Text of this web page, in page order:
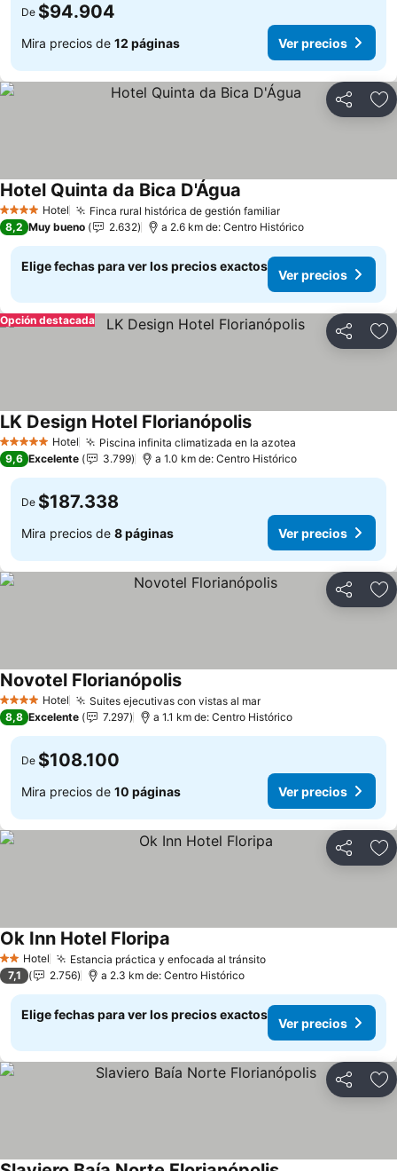
De $94.904
Mira precios de 12 páginas Ver precios
Compartir
4 EstrellasHotel Finca rural histórica de gestión familiarVer precios
Hotel Quinta da Bica D'Água
8,2 Muy bueno 2.632 a 2.6 km de: Centro Histórico
Elige fechas para ver los precios exactos
Ver precios
Compartir
Opción destacada
5 Estrellas Hotel Piscina infinita climatizada en la azotea
LK Design Hotel FlorianópolisVer precios
9,6 Excelente 3.799 a 1.0 km de: Centro Histórico
De $187.338
Mira precios de 8 páginas Ver precios
Compartir
4 EstrellasHotel Suites ejecutivas con vistas al marVer precios
Novotel FlorianópolisVer precios
8,8 Excelente 7.297 a 1.1 km de: Centro Histórico
De $108.100
Mira precios de 10 páginas Ver precios
Compartir
2 Estrellas
Hotel Estancia práctica y enfocada al tránsitoVer precios
Ok Inn Hotel Floripa
7,1 2.756 a 2.3 km de: Centro Histórico
Elige fechas para ver los precios exactos
Ver precios
Compartir